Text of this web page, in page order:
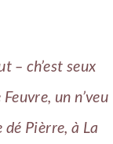
– ch’est seux
un n’veu
Pièrre, à La